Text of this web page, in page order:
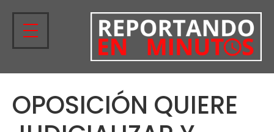
OPOSICIÓN QUIERE